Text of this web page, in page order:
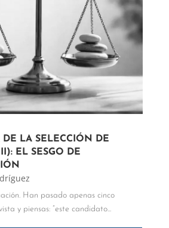
DE LA SELECCIÓN DE
EL SESGO DE
Han pasado apenas cinco
y piensas: “este candidato...